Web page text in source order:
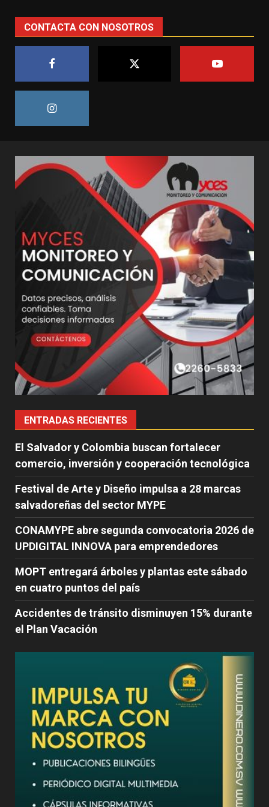
CONTACTA CON NOSOTROS
ENTRADAS RECIENTES
El Salvador y Colombia buscan fortalecer
comercio, inversión y cooperación tecnológica
Festival de Arte y Diseño impulsa a 28 marcas
salvadoreñas del sector MYPE
CONAMYPE abre segunda convocatoria 2026 de
UPDIGITAL INNOVA para emprendedores
MOPT entregará árboles y plantas este sábado
en cuatro puntos del país
Accidentes de tránsito disminuyen 15% durante
el Plan Vacación